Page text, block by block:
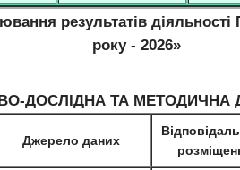
результатів
року - 2026»
ДОСЛІДНА ТА МЕТОДИЧНА
Джерело даних